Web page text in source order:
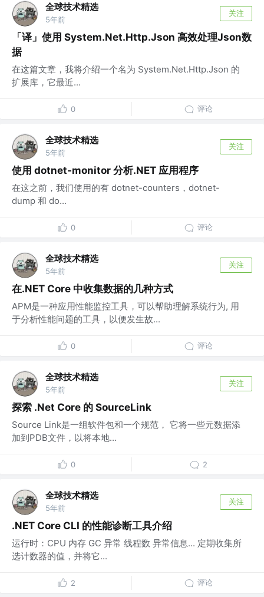
全球技术精选
5年前
关注
「译」使用 System.Net.Http.Json 高效处理Json数
据
在这篇文章，我将介绍一个名为 System.Net.Http.Json 的
扩展库，它最近...
0 评论
全球技术精选
5年前
关注
使用 dotnet-monitor 分析.NET 应用程序
在这之前，我们使用的有 dotnet-counters，dotnet-
dump 和 do...
0 评论
全球技术精选
5年前
关注
在.NET Core 中收集数据的几种方式
APM是一种应用性能监控工具，可以帮助理解系统行为, 用
于分析性能问题的工具，以便发生故...
0 评论
全球技术精选
5年前
关注
探索 .Net Core 的 SourceLink
Source Link是一组软件包和一个规范， 它将一些元数据添
加到PDB文件，以将本地...
0 2
全球技术精选
5年前
关注
.NET Core CLI 的性能诊断工具介绍
运行时：CPU 内存 GC 异常 线程数 异常信息... 定期收集所
选计数器的值，并将它...
2 评论